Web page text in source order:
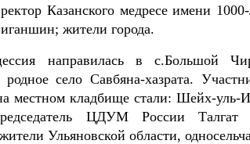
Казанского медресе имени 1000-
жители города.
направилась в с.Большой
село Савбяна-хазрата.
местном кладбище стали: Шейх-уль-
ЦДУМ России Талгат
Ульяновской области,